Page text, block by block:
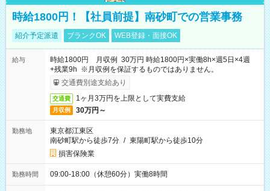
時給1800円！【社員前提】南砂町での営業事務
紹介予定派遣 ブランクOK WEB登録・面接OK
給与
時給1800円 月収例 30万円 時給1800円×実働8h×週5日×4週
+残業9h ※月収例を保証するものではありません。
交通費別途支給あり
交通費 1ヶ月3万円を上限として実費支給
月収例 30万円～
勤務地
東京都江東区
南砂町駅から徒歩7分 / 東陽町駅から徒歩10分
損害保険業
勤務時間 09:00-18:00（休憩60分）実働8時間